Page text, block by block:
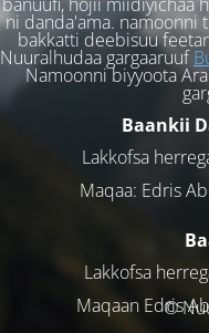
ni danda'ama. namoonni
bakkatti deebisuu
Nuuralhudaa gargaaruuf
Namoonni biyyoota
Baankii
Lakkofsa
Maqaa: Edris
Lakkofsa
Maqaan Edris
©